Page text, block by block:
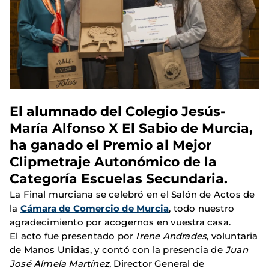
El alumnado del Colegio Jesús-
María Alfonso X El Sabio de Murcia,
ha ganado el Premio al Mejor
Clipmetraje Autonómico de la
Categoría Escuelas Secundaria.
La Final murciana se celebró en el Salón de Actos de
la Cámara de Comercio de Murcia, todo nuestro
agradecimiento por acogernos en vuestra casa.
El acto fue presentado por Irene Andrades, voluntaria
de Manos Unidas, y contó con la presencia deJuan
José Almela Martínez, Director General de